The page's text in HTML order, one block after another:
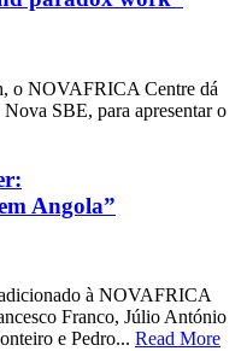
o NOVAFRICA Centre dá
SBE, para apresentar o
Angola”
à NOVAFRICA
Franco, Júlio António
e Pedro... Read More